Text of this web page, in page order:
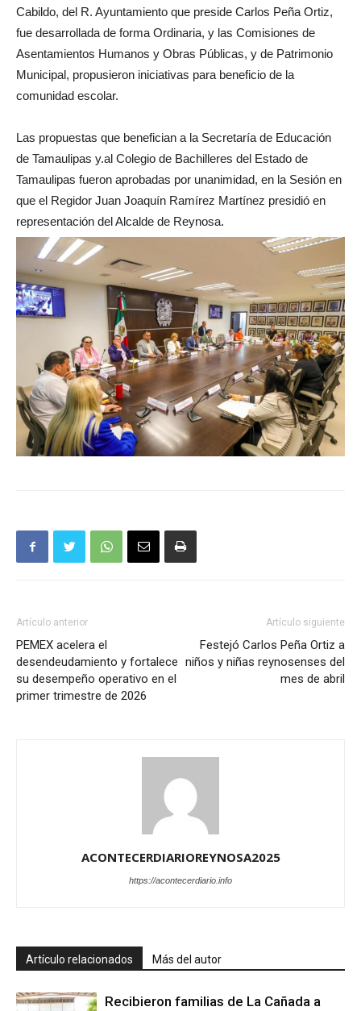
Cabildo, del R. Ayuntamiento que preside Carlos Peña Ortiz,
fue desarrollada de forma Ordinaria, y las Comisiones de
Asentamientos Humanos y Obras Públicas, y de Patrimonio
Municipal, propusieron iniciativas para beneficio de la
comunidad escolar.
Las propuestas que benefician a la Secretaría de Educación
de Tamaulipas y.al Colegio de Bachilleres del Estado de
Tamaulipas fueron aprobadas por unanimidad, en la Sesión en
que el Regidor Juan Joaquín Ramírez Martínez presidió en
representación del Alcalde de Reynosa.
Artículo anterior
PEMEX acelera el
desendeudamiento y fortalece
su desempeño operativo en el
primer trimestre de 2026
Artículo siguiente
Festejó Carlos Peña Ortiz a
niños y niñas reynosenses del
mes de abril
ACONTECERDIARIOREYNOSA2025
https://acontecerdiario.info
Artículo relacionados Más del autor
Recibieron familias de La Cañada a